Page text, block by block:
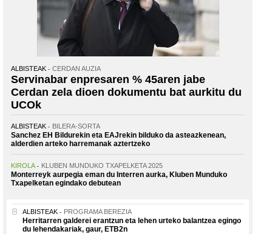
ALBISTEAK CERDAN AUZIA
Servinabar enpresaren % 45aren jabe
Cerdan zela dioen dokumentu bat aurkitu du
UCOk
ALBISTEAK BILERA-SORTA
Sanchez EH Bildurekin eta EAJrekin bilduko da asteazkenean,
alderdien arteko harremanak aztertzeko
KIROLA KLUBEN MUNDUKO TXAPELKETA 2025
Monterreyk aurpegia eman du Interren aurka, Kluben Munduko
Txapelketan egindako debutean
ALBISTEAK PROGRAMA BEREZIA
Herritarren galderei erantzun eta lehen urteko balantzea egingo
du lehendakariak, gaur, ETB2n